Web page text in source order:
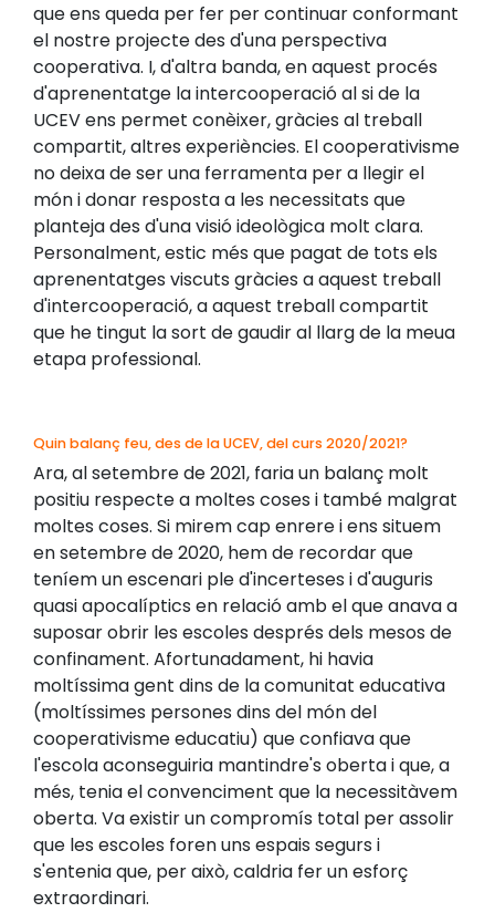
que ens queda per fer per continuar conformant
el nostre projecte des d'una perspectiva
cooperativa. I, d'altra banda, en aquest procés
d'aprenentatge la intercooperació al si de la
UCEV ens permet conèixer, gràcies al treball
compartit, altres experiències. El cooperativisme
no deixa de ser una ferramenta per a llegir el
món i donar resposta a les necessitats que
planteja des d'una visió ideològica molt clara.
Personalment, estic més que pagat de tots els
aprenentatges viscuts gràcies a aquest treball
d'intercooperació, a aquest treball compartit
que he tingut la sort de gaudir al llarg de la meua
etapa professional.
Quin balanç feu, des de la UCEV, del curs 2020/2021?
Ara, al setembre de 2021, faria un balanç molt
positiu respecte a moltes coses i també malgrat
moltes coses. Si mirem cap enrere i ens situem
en setembre de 2020, hem de recordar que
teníem un escenari ple d'incerteses i d'auguris
quasi apocalíptics en relació amb el que anava a
suposar obrir les escoles després dels mesos de
confinament. Afortunadament, hi havia
moltíssima gent dins de la comunitat educativa
(moltíssimes persones dins del món del
cooperativisme educatiu) que confiava que
l'escola aconseguiria mantindre's oberta i que, a
més, tenia el convenciment que la necessitàvem
oberta. Va existir un compromís total per assolir
que les escoles foren uns espais segurs i
s'entenia que, per això, caldria fer un esforç
extraordinari.